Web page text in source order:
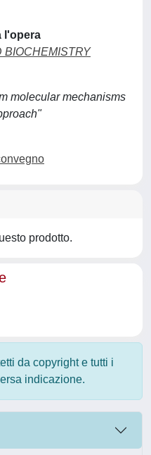
l'opera
BIOCHEMISTRY
molecular mechanisms
prodotto.
da copyright e tutti i
indicazione.